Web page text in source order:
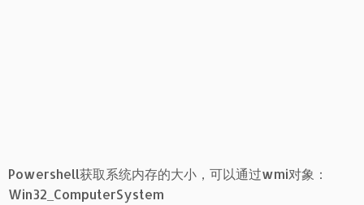
Powershell获取系统内存的大小，可以通过wmi对象：
Win32_ComputerSystem